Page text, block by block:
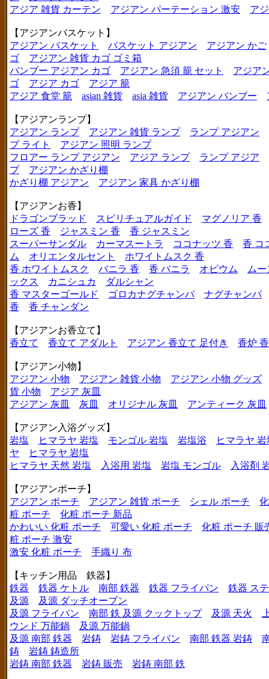
アジア 雑貨 カーテン
アジアン パーテーション 激安 ア
【アジアンバスケット】
アジアン バスケット
バスケット アジアン
アジアン かご
ゴ
アジアン 雑貨 カゴ ゴミ箱
バンブー アジアン カゴ
アジアン 急須 籠 セット
アジア
ゴ
アジア カゴ
アジア 籠
アジア 食堂 籠
asian 雑貨 asia 雑貨 アジアン バンブー
【アジアンランプ】
アジアン ランプ
アジアン 雑貨 ランプ
ランプ アジアン
プ ライト
アジアン 照明 ランプ
フロアー ランプ アジアン
アジア ランプ
ランプ アジア
プ
アジアン かざり棚
かざり棚 アジアン
アジアン 家具 かざり棚
【アジアンお香】
ドラゴンブラッド
スピリチュアルガイド
マグノリア 香
ローズ 香
ジャスミン 香
香 ジャスミン
スーパーサンダル
カーマスートラ ココナッツ 香
香 コ
ム
オリエンタルセント
ホワイトムスク 香
香 ホワイトムスク
バニラ 香 香 バニラ オピウム
ムー
ックス
カニシュカ
ダルシャン
香 マスターゴールド
ゴロカナグチャンパ
ナグチャンパ
香
香 チャンダン
【アジアンお香立て】
香立て
香立て アダルト アジアン 香立て 足付き 香炉
【アジアン小物】
アジアン 小物
アジアン 雑貨 小物
アジアン 小物 グッズ
貨 小物
アジア 灰皿
アジアン 灰皿
灰皿 オリジナル 灰皿 アンティーク 灰皿
【アジアン入浴グッズ】
岩塩
ヒマラヤ 岩塩 モンゴル 岩塩 岩塩浴
ヒマラヤ
ヤ
ヒマラヤ 岩塩
ヒマラヤ 天然 岩塩
入浴用 岩塩 岩塩 モンゴル 入浴剤
【アジアンポーチ】
アジアン ポーチ
アジアン 雑貨 ポーチ シェル ポーチ
粧 ポーチ
化粧 ポーチ 新品
かわいい 化粧 ポーチ
可愛い 化粧 ポーチ
化粧 ポーチ 販
粧 ポーチ 激安
激安 化粧 ポーチ
手織り 布
【キッチン用品 鉄器】
鉄器
鉄器 ケトル 南部 鉄器 鉄器 フライパン
鉄器 ス
及源
及源 ダッチオーブン
及源 フライパン
南部 鉄 及源 クックトップ 及源 天火
ウンド 万能鍋
及源 万能鍋
及源 南部 鉄器
岩鋳 岩鋳 フライパン 南部 鉄器 岩鋳
鋳
岩鋳 鋳造所
岩鋳 南部 鉄器
岩鋳 販売 岩鋳 南部 鉄